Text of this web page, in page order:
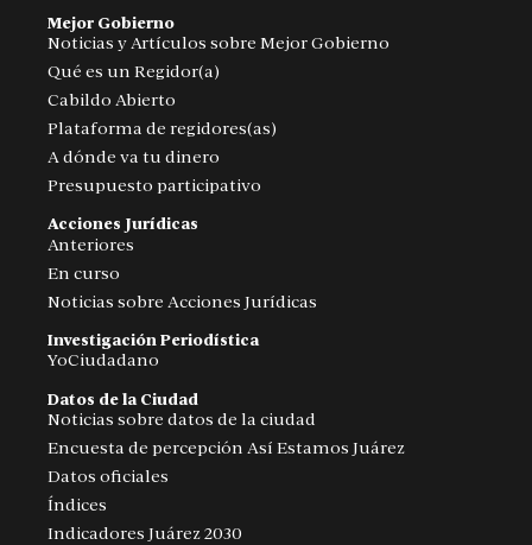
Mejor Gobierno
Noticias y Artículos sobre Mejor Gobierno
Qué es un Regidor(a)
Cabildo Abierto
Plataforma de regidores(as)
A dónde va tu dinero
Presupuesto participativo
Acciones Jurídicas
Anteriores
En curso
Noticias sobre Acciones Jurídicas
Investigación Periodística
YoCiudadano
Datos de la Ciudad
Noticias sobre datos de la ciudad
Encuesta de percepción Así Estamos Juárez
Datos oficiales
Índices
Indicadores Juárez 2030